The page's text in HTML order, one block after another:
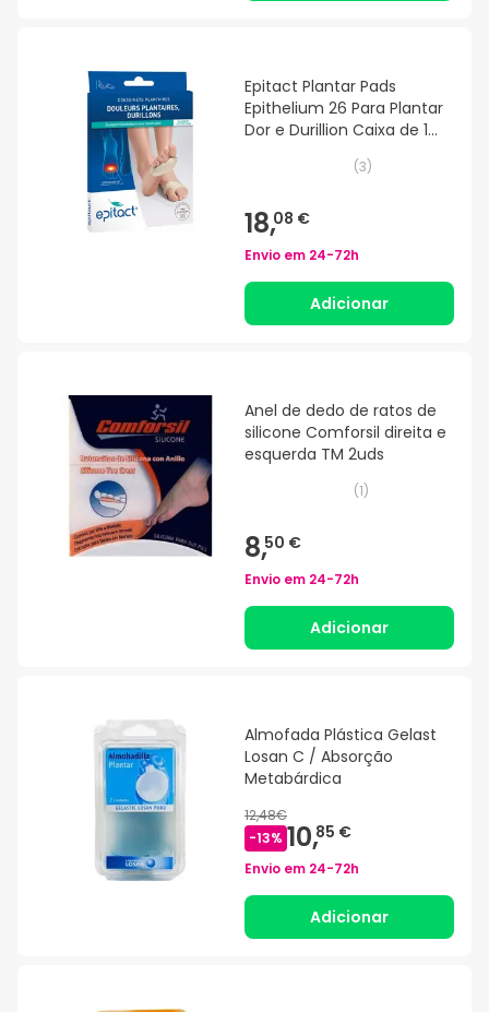
Epitact Plantar Pads
Epithelium 26 Para Plantar
Dor e Durillion Caixa de 1
(3)
18,08 €
Envio em 24-72h
Adicionar
Anel de dedo de ratos de
silicone Comforsil direita e
esquerda TM 2uds
(1)
8,50 €
Envio em 24-72h
Adicionar
Almofada Plástica Gelast
Losan C / Absorção
Metabárdica
12,48€
-13% 10,85 €
Envio em 24-72h
Adicionar